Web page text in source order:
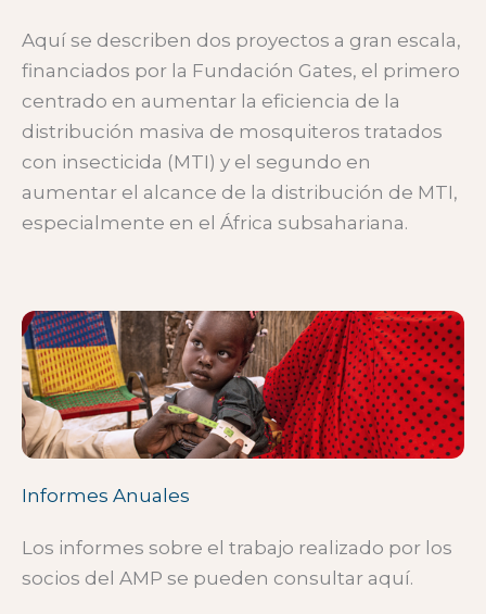
Aquí se describen dos proyectos a gran escala,
financiados por la Fundación Gates, el primero
centrado en aumentar la eficiencia de la
distribución masiva de mosquiteros tratados
con insecticida (MTI) y el segundo en
aumentar el alcance de la distribución de MTI,
especialmente en el África subsahariana.
Informes Anuales
Los informes sobre el trabajo realizado por los
socios del AMP se pueden consultar aquí.